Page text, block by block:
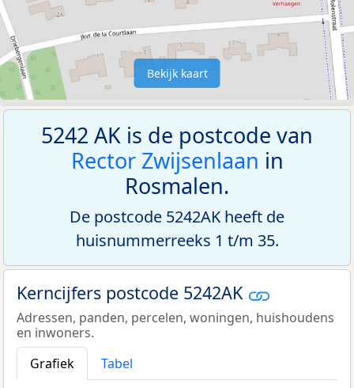
Bekijk kaart
5242 AK is de postcode van
Rector Zwijsenlaan in
Rosmalen.
De postcode 5242AK heeft de
huisnummerreeks 1 t/m 35.
Kerncijfers postcode 5242AK
Adressen, panden, percelen, woningen, huishoudens
en inwoners.
Grafiek
Tabel